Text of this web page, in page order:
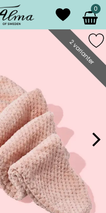
0
2 varianter